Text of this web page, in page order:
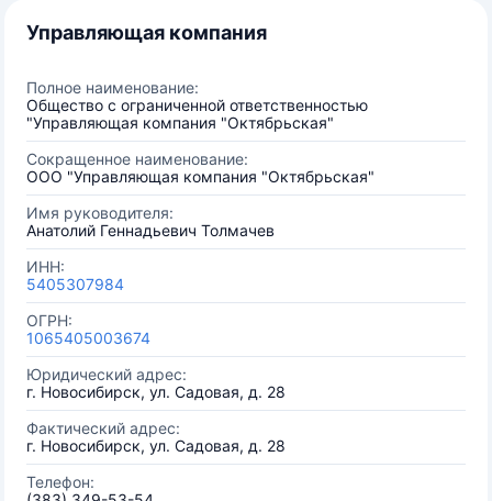
Управляющая компания
Полное наименование:
Общество с ограниченной ответственностью
"Управляющая компания "Октябрьская"
Сокращенное наименование:
ООО "Управляющая компания "Октябрьская"
Имя руководителя:
Анатолий Геннадьевич Толмачев
ИНН:
5405307984
ОГРН:
1065405003674
Юридический адрес:
г. Новосибирск, ул. Садовая, д. 28
Фактический адрес:
г. Новосибирск, ул. Садовая, д. 28
Телефон: